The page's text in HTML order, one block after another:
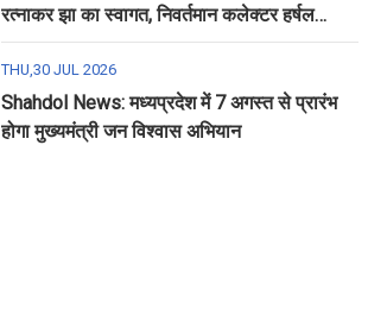
रत्नाकर झा का स्वागत, निवर्तमान कलेक्टर हर्षल
पंचोली को दी गई विदाई
THU,30 JUL 2026
Shahdol News: मध्यप्रदेश में 7 अगस्त से प्रारंभ
होगा मुख्यमंत्री जन विश्वास अभियान